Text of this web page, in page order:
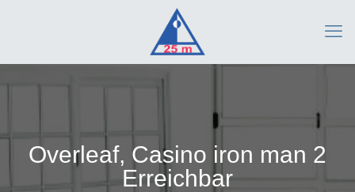
Overleaf, Casino iron man 2
Erreichbar